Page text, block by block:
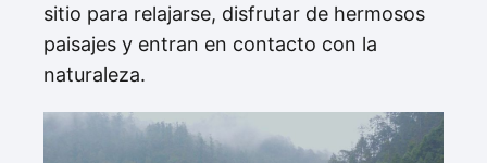
sitio para relajarse, disfrutar de hermosos
paisajes y entran en contacto con la
naturaleza.